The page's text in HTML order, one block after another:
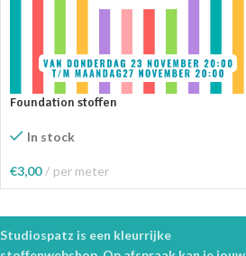
Foundation stoffen
In stock
€3,00 per meter
Producten Bekijken
Studiospatz is een kleurrijke